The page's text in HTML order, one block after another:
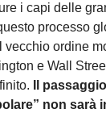
i capi delle
processo
vecchio ordine
e Wall
Il
non sarà